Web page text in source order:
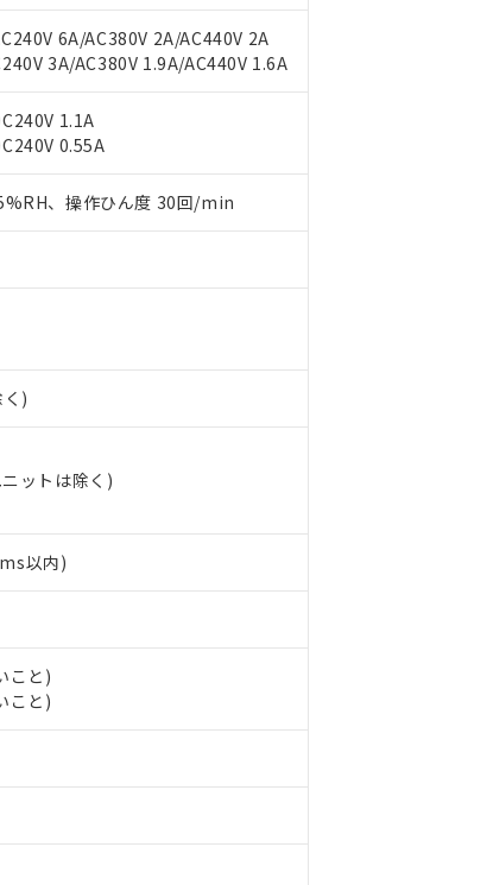
6A/AC380V 2A/AC440V 2A
3A/AC380V 1.9A/AC440V 1.6A
1.1A
0.55A
、操作ひん度 30回/min
)
ットは除く)
以内)
こと)
こと)
のお取引先、またはお客様担当のオムロン制御機器販売店・
点は「販売ネットワーク
」をご確認ください。
前の承諾なく第三者に漏洩または開示しないようお願いしま
ス）をご利用いただくには、I-Webメンバーズにご登録され
様との取引・商談に必要な範囲で利用することをご了承くだ
が前後することがあります。
ので、過去に遡って非含有を証明するものではありません。
質の対応では、対応完了までの期間は出荷製品に未対応品が
おりました。
ていることから、特段のことがない限り、2022年1月12日よ
値以下であることを示します。
が外部に漏えいし、環境に深刻な影響を及ぼさない年数を意
合わせください。
合は、上記1、2および3の内容を当該第三者に通知します。
関係者が違法に輸出するおそれがある場合は、取り引きをい
は、お客様のお取引先、またはお客様担当のオムロン制御
ください)
報を公開していない機種